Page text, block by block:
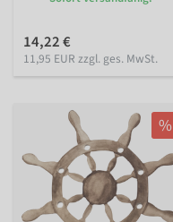
14,22 €
11,95 EUR zzgl. ges. MwSt.
%